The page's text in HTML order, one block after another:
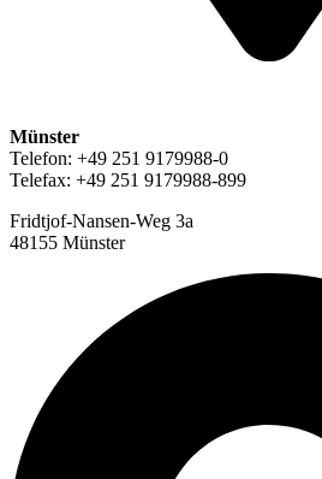
Münster
Telefon: +49 251 9179988-0
Telefax: +49 251 9179988-899
Fridtjof-Nansen-Weg 3a
48155 Münster